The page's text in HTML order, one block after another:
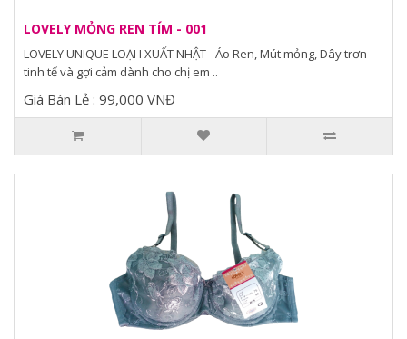
LOVELY MỎNG REN TÍM - 001
LOVELY UNIQUE LOẠI I XUẤT NHẬT- Áo Ren, Mút mỏng, Dây trơn
tinh tế và gợi cảm dành cho chị em ..
Giá Bán Lẻ : 99,000 VNĐ